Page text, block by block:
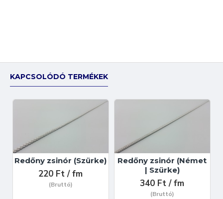
KAPCSOLÓDÓ TERMÉKEK
Redőny zsinór (Szürke)
220 Ft / fm
(Bruttó)
Redőny zsinór (Német
| Szürke)
340 Ft / fm
(Bruttó)